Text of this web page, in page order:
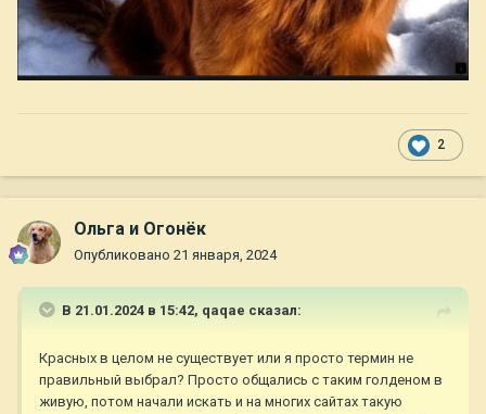
2
Ольга и Огонёк
Опубликовано 21 января, 2024
В 21.01.2024 в 15:42, qaqae сказал:
Красных в целом не существует или я просто термин не
правильный выбрал? Просто общались с таким голденом в
живую, потом начали искать и на многих сайтах такую